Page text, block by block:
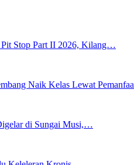
Pit Stop Part II 2026, Kilang…
Naik Kelas Lewat
di Sungai Musi,…